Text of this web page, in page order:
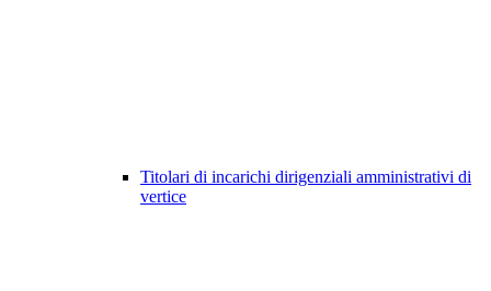
Titolari di incarichi dirigenziali amministrativi di
vertice